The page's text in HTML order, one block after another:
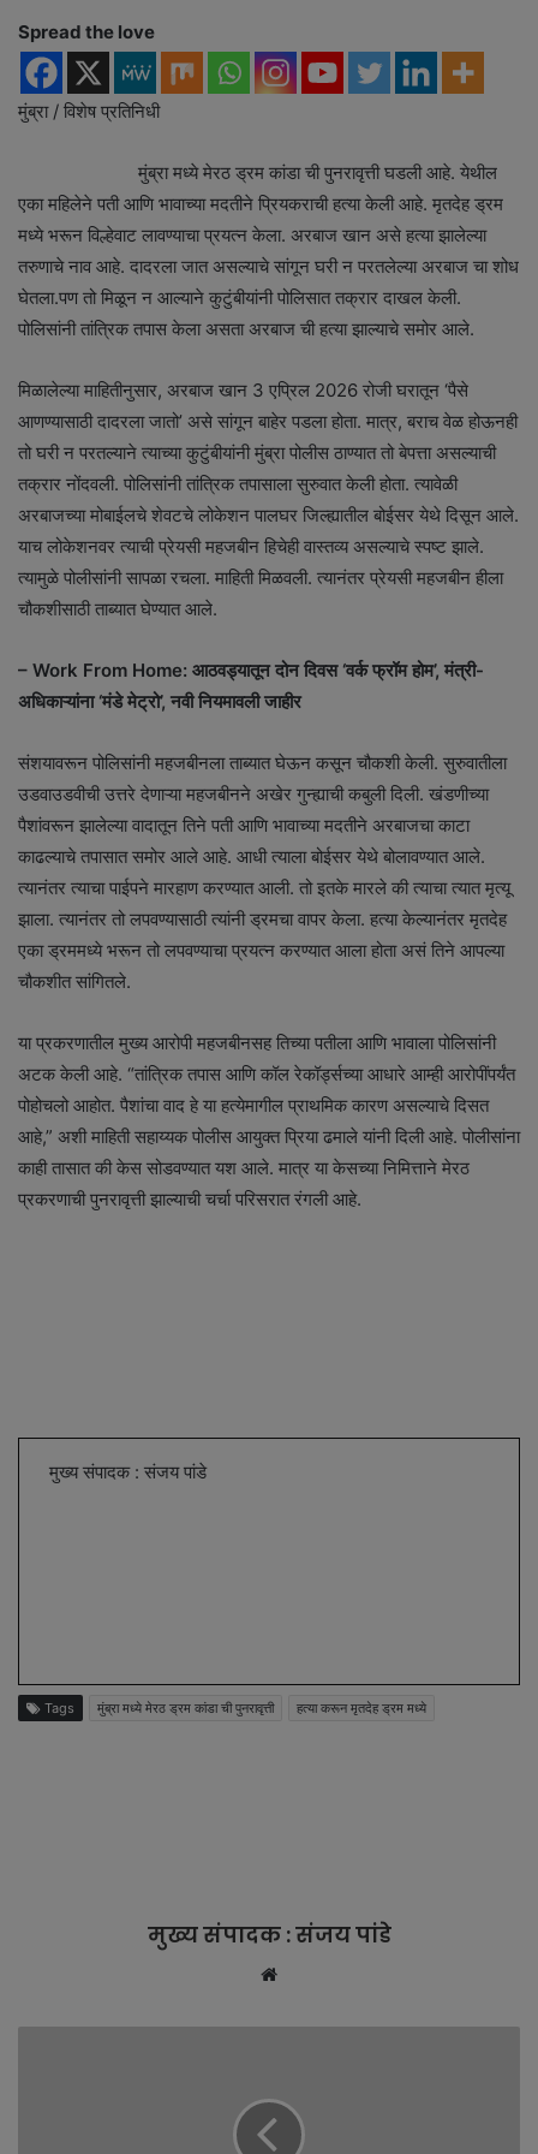
Spread the love
मुंब्रा / विशेष प्रतिनिधी
मुंब्रा मध्ये मेरठ ड्रम कांडा ची पुनरावृत्ती घडली आहे. येथील
एका महिलेने पती आणि भावाच्या मदतीने प्रियकराची हत्या केली आहे. मृतदेह ड्रम
मध्ये भरून विल्हेवाट लावण्याचा प्रयत्न केला. अरबाज खान असे हत्या झालेल्या
तरुणाचे नाव आहे. दादरला जात असल्याचे सांगून घरी न परतलेल्या अरबाज चा शोध
घेतला.पण तो मिळून न आल्याने कुटुंबीयांनी पोलिसात तक्रार दाखल केली.
पोलिसांनी तांत्रिक तपास केला असता अरबाज ची हत्या झाल्याचे समोर आले.
मिळालेल्या माहितीनुसार, अरबाज खान 3 एप्रिल 2026 रोजी घरातून ‘पैसे
आणण्यासाठी दादरला जातो’ असे सांगून बाहेर पडला होता. मात्र, बराच वेळ होऊनही
तो घरी न परतल्याने त्याच्या कुटुंबीयांनी मुंब्रा पोलीस ठाण्यात तो बेपत्ता असल्याची
तक्रार नोंदवली. पोलिसांनी तांत्रिक तपासाला सुरुवात केली होता. त्यावेळी
अरबाजच्या मोबाईलचे शेवटचे लोकेशन पालघर जिल्ह्यातील बोईसर येथे दिसून आले.
याच लोकेशनवर त्याची प्रेयसी महजबीन हिचेही वास्तव्य असल्याचे स्पष्ट झाले.
त्यामुळे पोलीसांनी सापळा रचला. माहिती मिळवली. त्यानंतर प्रेयसी महजबीन हीला
चौकशीसाठी ताब्यात घेण्यात आले.
– Work From Home: आठवड्यातून दोन दिवस ‘वर्क फ्रॉम होम’, मंत्री-
अधिकाऱ्यांना ‘मंडे मेट्रो’, नवी नियमावली जाहीर
संशयावरून पोलिसांनी महजबीनला ताब्यात घेऊन कसून चौकशी केली. सुरुवातीला
उडवाउडवीची उत्तरे देणाऱ्या महजबीनने अखेर गुन्ह्याची कबुली दिली. खंडणीच्या
पैशांवरून झालेल्या वादातून तिने पती आणि भावाच्या मदतीने अरबाजचा काटा
काढल्याचे तपासात समोर आले आहे. आधी त्याला बोईसर येथे बोलावण्यात आले.
त्यानंतर त्याचा पाईपने मारहाण करण्यात आली. तो इतके मारले की त्याचा त्यात मृत्यू
झाला. त्यानंतर तो लपवण्यासाठी त्यांनी ड्रमचा वापर केला. हत्या केल्यानंतर मृतदेह
एका ड्रममध्ये भरून तो लपवण्याचा प्रयत्न करण्यात आला होता असं तिने आपल्या
चौकशीत सांगितले.
या प्रकरणातील मुख्य आरोपी महजबीनसह तिच्या पतीला आणि भावाला पोलिसांनी
अटक केली आहे. “तांत्रिक तपास आणि कॉल रेकॉर्ड्सच्या आधारे आम्ही आरोपींपर्यंत
पोहोचलो आहोत. पैशांचा वाद हे या हत्येमागील प्राथमिक कारण असल्याचे दिसत
आहे,” अशी माहिती सहाय्यक पोलीस आयुक्त प्रिया ढमाले यांनी दिली आहे. पोलीसांना
काही तासात की केस सोडवण्यात यश आले. मात्र या केसच्या निमित्ताने मेरठ
प्रकरणाची पुनरावृत्ती झाल्याची चर्चा परिसरात रंगली आहे.
मुख्य संपादक : संजय पांडे
Tags मुंब्रा मध्ये मेरठ ड्रम कांडा ची पुनरावृत्ती हत्या करून मृतदेह ड्रम मध्ये
मुख्य संपादक : संजय पांडे
b
t